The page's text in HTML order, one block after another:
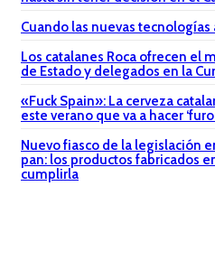
Cuando las nuevas
Los catalanes Roca ofrecen el
de Estado y delegados en la
«Fuck Spain»: La cerveza
este verano que va a hacer
Nuevo fiasco de la legislación
pan: los productos fabricados
cumplirla